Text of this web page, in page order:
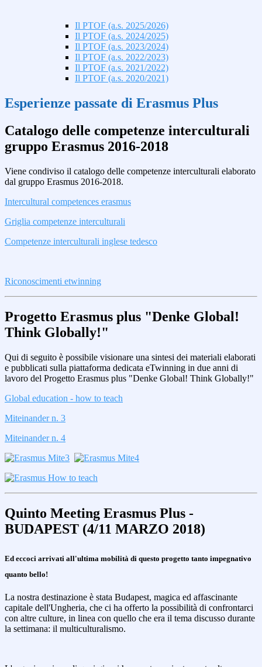
Il PTOF (a.s. 2025/2026)
Il PTOF (a.s. 2024/2025)
Il PTOF (a.s. 2023/2024)
Il PTOF (a.s. 2022/2023)
Il PTOF (a.s. 2021/2022)
Il PTOF (a.s. 2020/2021)
Esperienze passate di Erasmus Plus
Catalogo delle competenze interculturali
gruppo Erasmus 2016-2018
Viene condiviso il catalogo delle competenze interculturali elaborato
dal gruppo Erasmus 2016-2018.
Intercultural competences erasmus
Griglia competenze interculturali
Competenze interculturali inglese tedesco
Riconoscimenti etwinning
Progetto Erasmus plus "Denke Global!
Think Globally!"
Qui di seguito è possibile visionare una sintesi dei materiali elaborati
e pubblicati sulla piattaforma dedicata eTwinning in due anni di
lavoro del Progetto Erasmus plus "Denke Global! Think Globally!"
Global education - how to teach
Miteinander n. 3
Miteinander n. 4
Quinto Meeting Erasmus Plus -
BUDAPEST (4/11 MARZO 2018)
Ed eccoci arrivati all'ultima mobilità di questo progetto tanto impegnativo
quanto bello!
La nostra destinazione è stata Budapest, magica ed affascinante
capitale dell'Ungheria, che ci ha offerto la possibilità di confrontarci
con altre culture, in linea con quello che era il tema discusso durante
la settimana: il multiculturalismo.